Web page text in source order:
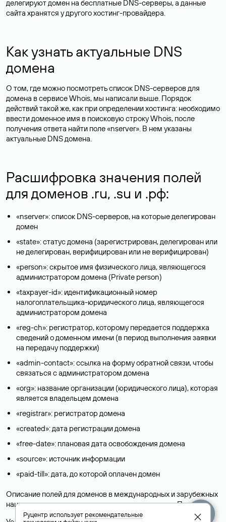
делегируют домен на бесплатные DNS-серверы, а данные
сайта хранятся у другого хостинг-провайдера.
Как узнать актуальные DNS
домена
О том, где можно посмотреть список DNS-серверов для
домена в сервисе Whois, мы написали выше. Порядок
действий такой же, как при определении хостинга: необходимо
ввести доменное имя в поисковую строку Whois, после
получения ответа найти поле «nserver». В нем указаны
актуальные DNS домена.
Расшифровка значения полей
для доменов .ru, .su и .рф:
«nserver»: список DNS-серверов, на которые делегирован
домен
«state»: статус домена (зарегистрирован, делегирован или
не делегирован, верифицирован или не верифицирован)
«person»: скрытое имя физического лица, являющегося
администратором домена (Privatе person)
«taxpayer-id»: идентификационный номер
налогоплательщика-юридического лица, являющегося
администратором домена
«reg-ch»: регистратор, которому передается поддержка
сведений о доменном имени (в период выполнения заявки
на передачу поддержки)
«admin-contact»: ссылка на форму обратной связи, чтобы
связаться с администратором домена
«org»: название организации (юридического лица), которая
является владельцем домена
«registrar»: регистратор домена
«created»: дата регистрации домена
«free-date»: плановая дата освобождения домена
«source»: источник информации
«paid-till»: дата, до которой оплачен домен
Описание полей для доменов в международных и зарубежных
национальных доменах представлены в разделе «Помощь».
Руцентр используетрекомендательные